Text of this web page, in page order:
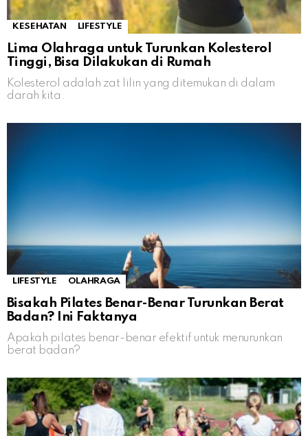
KESEHATAN LIFESTYLE
Lima Olahraga untuk Turunkan Kolesterol
Tinggi, Bisa Dilakukan di Rumah
Kolesterol adalah zat lilin yang ditemukan di dalam
darah kita.
LIFESTYLE OLAHRAGA
Bisakah Pilates Benar-Benar Turunkan Berat
Badan? Ini Faktanya
Apakah pilates benar-benar efektif untuk menurunkan
berat badan?